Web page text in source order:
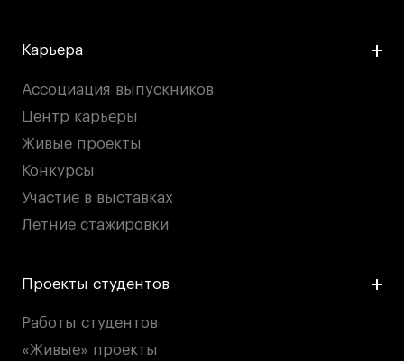
Карьера
Ассоциация выпускников
Центр карьеры
Живые проекты
Конкурсы
Участие в выставках
Летние стажировки
Проекты студентов
Работы студентов
«Живые» проекты